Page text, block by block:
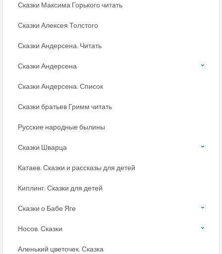
Сказки Максима Горького читать
Сказки Алексея Толстого
Сказки Андерсена. Читать
Сказки Андерсена
Сказки Андерсена. Список
Сказки братьев Гримм читать
Русские народные былины
Сказки Шварца
Катаев. Сказки и рассказы для детей
Киплинг. Сказки для детей
Сказки о Бабе Яге
Носов. Сказки
Аленький цветочек. Сказка